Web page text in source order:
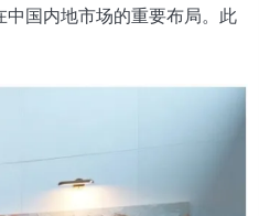
国内地市场的重要布局。此